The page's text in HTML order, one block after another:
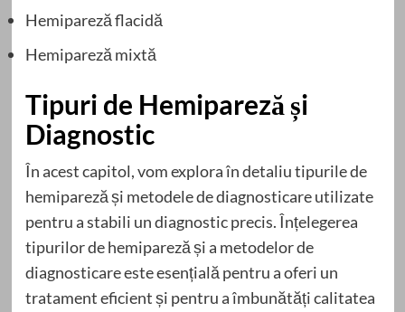
Hemipareză flacidă
Hemipareză mixtă
Tipuri de Hemipareză și
Diagnostic
În acest capitol, vom explora în detaliu tipurile de
hemipareză și metodele de diagnosticare utilizate
pentru a stabili un diagnostic precis. Înțelegerea
tipurilor de hemipareză și a metodelor de
diagnosticare este esențială pentru a oferi un
tratament eficient și pentru a îmbunătăți calitatea